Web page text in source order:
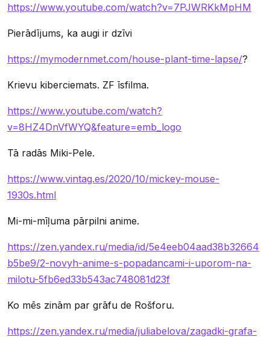
https://www.youtube.com/watch?v=7PJWRKkMpHM
Pierādījums, ka augi ir dzīvi
https://mymodernmet.com/house-plant-time-lapse/?
Krievu kiberciemats. ZF īsfilma.
https://www.youtube.com/watch?
v=8HZ4DnVfWYQ&feature=emb_logo
Tā radās Miki-Pele.
https://www.vintag.es/2020/10/mickey-mouse-
1930s.html
Mi-mi-mīļuma pārpilni anime.
https://zen.yandex.ru/media/id/5e4eeb04aad38b32664
b5be9/2-novyh-anime-s-popadancami-i-uporom-na-
milotu-5fb6ed33b543ac748081d23f
Ko mēs zinām par grāfu de Rošforu.
https://zen.yandex.ru/media/juliabelova/zagadki-grafa-